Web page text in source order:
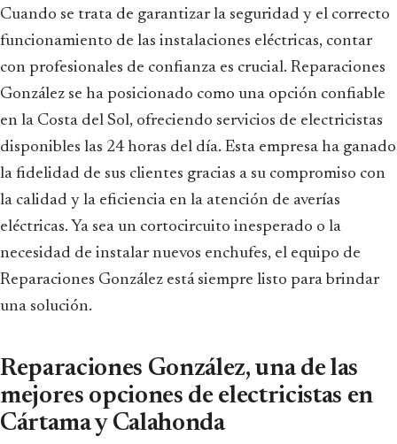
Cuando se trata de garantizar la seguridad y el correcto
funcionamiento de las instalaciones eléctricas, contar
con profesionales de confianza es crucial. Reparaciones
González se ha posicionado como una opción confiable
en la Costa del Sol, ofreciendo servicios de electricistas
disponibles las 24 horas del día. Esta empresa ha ganado
la fidelidad de sus clientes gracias a su compromiso con
la calidad y la eficiencia en la atención de averías
eléctricas. Ya sea un cortocircuito inesperado o la
necesidad de instalar nuevos enchufes, el equipo de
Reparaciones González está siempre listo para brindar
una solución.
Reparaciones González, una de las
mejores opciones de electricistas en
Cártama y Calahonda